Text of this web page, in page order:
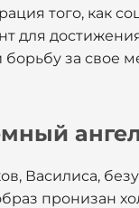
того, как
для
за свое
Василиса,
пронизан